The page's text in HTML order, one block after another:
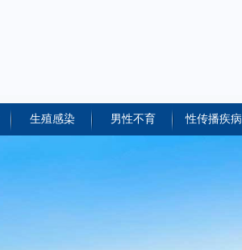
生殖感染 男性不育 性传播疾病